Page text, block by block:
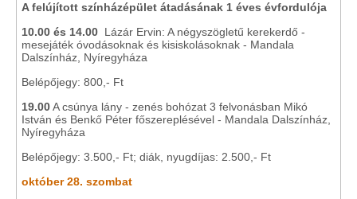
A felújított színházépület átadásának 1 éves évfordulója
10.00 és 14.00 Lázár Ervin: A négyszögletű kerekerdő -
mesejáték óvodásoknak és kisiskolásoknak - Mandala
Dalszínház, Nyíregyháza
Belépőjegy: 800,- Ft
19.00A csúnya lány - zenés bohózat 3 felvonásban Mikó
István és Benkő Péter főszereplésével - Mandala Dalszínház,
Nyíregyháza
Belépőjegy: 3.500,- Ft; diák, nyugdíjas: 2.500,- Ft
október 28. szombat